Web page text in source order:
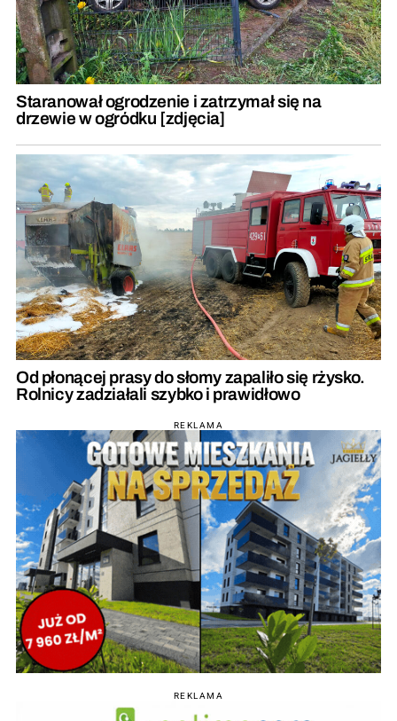
Staranował ogrodzenie i zatrzymał się na
drzewie w ogródku [zdjęcia]
Od płonącej prasy do słomy zapaliło się rżysko.
Rolnicy zadziałali szybko i prawidłowo
REKLAMA
REKLAMA